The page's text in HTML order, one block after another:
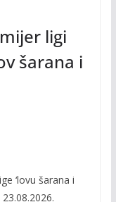
ligi
šarana i
‘lovu šarana i